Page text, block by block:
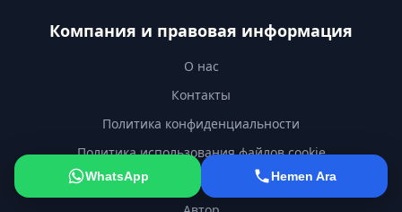
Компания и правовая информация
О нас
Контакты
Политика конфиденциальности
Политика использования файлов cookie
Бронирование, отмена и возврат
WhatsApp Hemen Ara